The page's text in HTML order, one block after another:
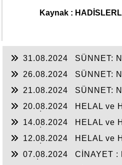
Kaynak : HADİSLERLE
31.08.2024
SÜNNET:
26.08.2024
SÜNNET:
21.08.2024
SÜNNET:
20.08.2024
HELAL ve
14.08.2024
HELAL ve
12.08.2024
HELAL ve
07.08.2024
CİNAYET :